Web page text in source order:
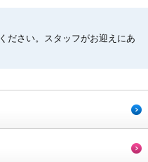
ださい。スタッフがお迎えにあ